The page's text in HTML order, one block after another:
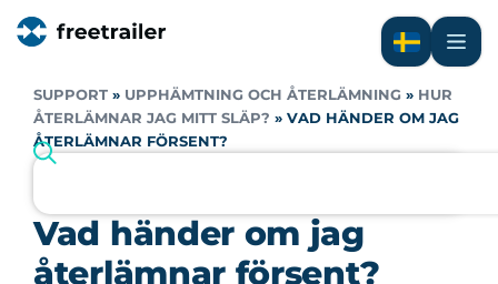
SUPPORT » UPPHÄMTNING OCH ÅTERLÄMNING » HUR
ÅTERLÄMNAR JAG MITT SLÄP? » VAD HÄNDER OM JAG
ÅTERLÄMNAR FÖRSENT?
Vad händer om jag
återlämnar försent?